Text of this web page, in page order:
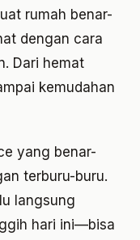
rumah benar-
dengan cara
Dari hemat
kemudahan
yang benar-
terburu-buru.
langsung
hari ini—bisa